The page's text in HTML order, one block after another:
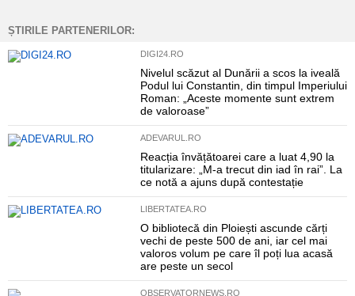
ȘTIRILE PARTENERILOR:
DIGI24.RO
Nivelul scăzut al Dunării a scos la iveală
Podul lui Constantin, din timpul Imperiului
Roman: „Aceste momente sunt extrem
de valoroase”
ADEVARUL.RO
Reacția învățătoarei care a luat 4,90 la
titularizare: „M-a trecut din iad în rai”. La
ce notă a ajuns după contestație
LIBERTATEA.RO
O bibliotecă din Ploiești ascunde cărți
vechi de peste 500 de ani, iar cel mai
valoros volum pe care îl poți lua acasă
are peste un secol
OBSERVATORNEWS.RO